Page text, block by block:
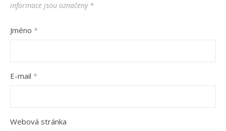
informace jsou označeny *
Jméno *
E-mail *
Webová stránka